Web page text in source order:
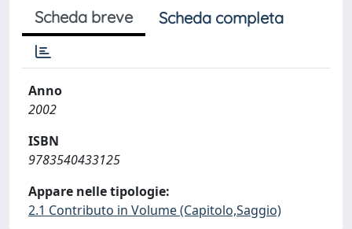
Scheda breve Scheda completa
Anno
2002
ISBN
9783540433125
Appare nelle tipologie:
2.1 Contributo in Volume (Capitolo,Saggio)